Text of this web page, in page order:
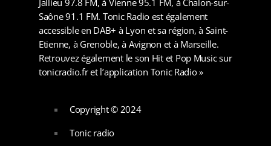
Saône 91.1 FM. Tonic Radio est également
accessible en DAB+ à Lyon et sa région, à Saint-
Etienne, à Grenoble, à Avignon et à Marseille.
Retrouvez également le son Hit et Pop Music sur
tonicradio.fr et l’application Tonic Radio »
Copyright © 2024
Tonic radio